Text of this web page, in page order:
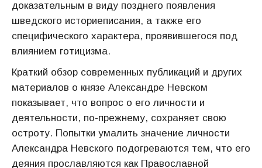
доказательным в виду позднего появления
шведского историеписания, а также его
специфического характера, проявившегося под
влиянием готицизма.
Краткий обзор современных публикаций и других
материалов о князе Александре Невском
показывает, что вопрос о его личности и
деятельности, по-прежнему, сохраняет свою
остроту. Попытки умалить значение личности
Александра Невского подогреваются тем, что его
деяния прославляются как Православной